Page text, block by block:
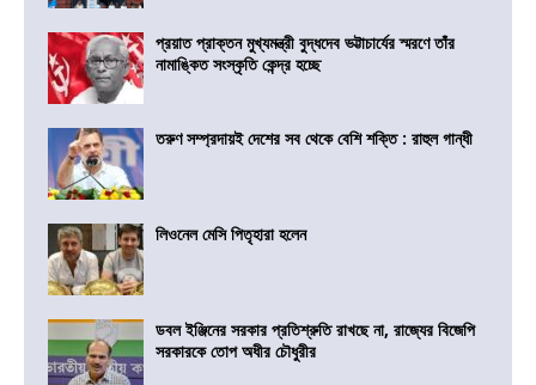
প্রয়াত প্রাক্তন মুখ্যমন্ত্রী বুদ্ধদেব ভট্টাচার্যের স্মরণে তাঁর
নামাঙ্কিত সংস্কৃতি কেন্দ্র হচ্ছে
তরুণ সম্প্রদায়ই দেশের সব থেকে বেশি শক্তি : রাহুল গান্ধী
লিওনেল মেসি পিতৃহারা হলেন
ডবল ইঞ্জিনের সরকার প্রতিশ্রুতি রাখছে না, রাজ্যের বিজেপি
সরকারকে তোপ অধীর চৌধুরীর